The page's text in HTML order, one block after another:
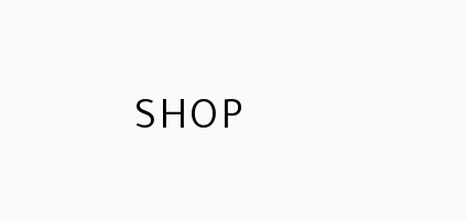
SHOP